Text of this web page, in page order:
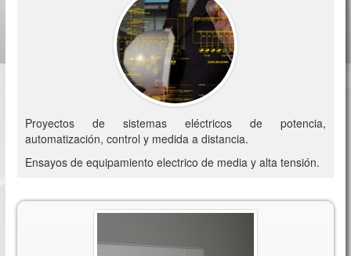
Proyectos de sistemas eléctricos de potencia,
automatización, control y medida a distancia.
Ensayos de equipamiento electrico de media y alta tensión.